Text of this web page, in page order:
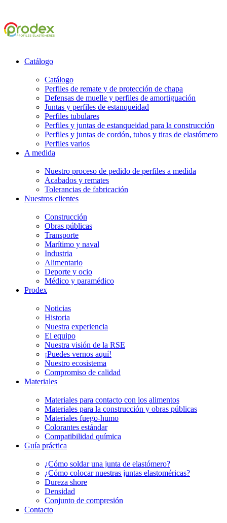
Catálogo
Catálogo
Perfiles de remate y de protección de chapa
Defensas de muelle y perfiles de amortiguación
Juntas y perfiles de estanqueidad
Perfiles tubulares
Perfiles y juntas de estanqueidad para la construcción
Perfiles y juntas de cordón, tubos y tiras de elastómero
Perfiles varios
A medida
Nuestro proceso de pedido de perfiles a medida
Acabados y remates
Tolerancias de fabricación
Nuestros clientes
Construcción
Obras públicas
Transporte
Marítimo y naval
Industria
Alimentario
Deporte y ocio
Médico y paramédico
Prodex
Noticias
Historia
Nuestra experiencia
El equipo
Nuestra visión de la RSE
¡Puedes vernos aquí!
Nuestro ecosistema
Compromiso de calidad
Materiales
Materiales para contacto con los alimentos
Materiales para la construcción y obras públicas
Materiales fuego-humo
Colorantes estándar
Compatibilidad química
Guía práctica
¿Cómo soldar una junta de elastómero?
¿Cómo colocar nuestras juntas elastoméricas?
Dureza shore
Densidad
Conjunto de compresión
Contacto